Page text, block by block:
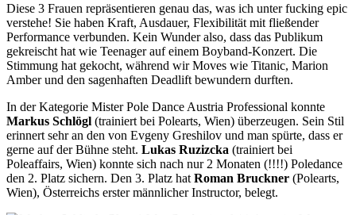
Diese 3 Frauen repräsentieren genau das, was ich unter fucking epic
verstehe! Sie haben Kraft, Ausdauer, Flexibilität mit fließender
Performance verbunden. Kein Wunder also, dass das Publikum
gekreischt hat wie Teenager auf einem Boyband-Konzert. Die
Stimmung hat gekocht, während wir Moves wie Titanic, Marion
Amber und den sagenhaften Deadlift bewundern durften.
In der Kategorie Mister Pole Dance Austria Professional konnte
Markus Schlögl (trainiert bei Polearts, Wien) überzeugen. Sein Stil
erinnert sehr an den von Evgeny Greshilov und man spürte, dass er
gerne auf der Bühne steht. Lukas Ruzizcka (trainiert bei
Poleaffairs, Wien) konnte sich nach nur 2 Monaten (!!!!) Poledance
den 2. Platz sichern. Den 3. Platz hat Roman Bruckner (Polearts,
Wien), Österreichs erster männlicher Instructor, belegt.